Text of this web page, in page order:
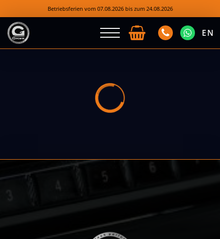
Betriebsferien vom 07.08.2026 bis zum 24.08.2026
EN